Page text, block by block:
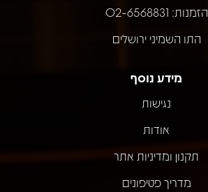
הזמנות: 02-6568831
התו השמיני ירושלים
מידע נוסף
נגישות
אודות
תקנון ומדיניות אתר
מדריך פטיפונים